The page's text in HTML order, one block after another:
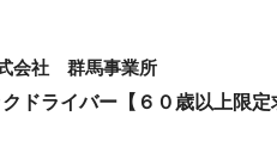
会社 群馬事業所
ドライバー【６０歳以上限定